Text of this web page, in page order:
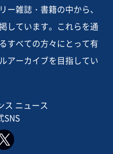
ー雑誌・書籍の中から、
しています。これらを通
すべての方々にとって有
アーカイブを目指してい
ス ニュース
SNS